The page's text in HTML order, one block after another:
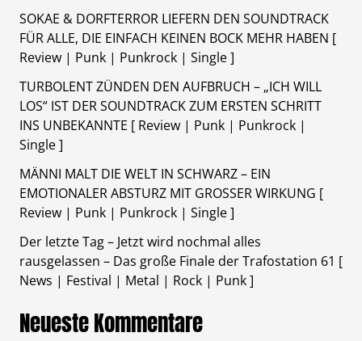
SOKAE & DORFTERROR LIEFERN DEN SOUNDTRACK
FÜR ALLE, DIE EINFACH KEINEN BOCK MEHR HABEN [
Review | Punk | Punkrock | Single ]
TURBOLENT ZÜNDEN DEN AUFBRUCH – „ICH WILL
LOS“ IST DER SOUNDTRACK ZUM ERSTEN SCHRITT
INS UNBEKANNTE [ Review | Punk | Punkrock |
Single ]
MÄNNI MALT DIE WELT IN SCHWARZ – EIN
EMOTIONALER ABSTURZ MIT GROSSER WIRKUNG [
Review | Punk | Punkrock | Single ]
Der letzte Tag – Jetzt wird nochmal alles
rausgelassen – Das große Finale der Trafostation 61 [
News | Festival | Metal | Rock | Punk ]
Neueste Kommentare